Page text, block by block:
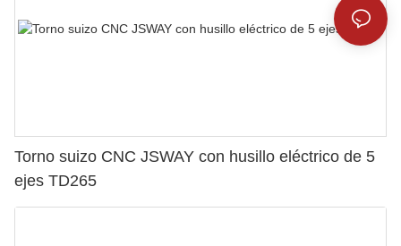
Torno suizo CNC JSWAY con husillo eléctrico de 5
ejes TD265